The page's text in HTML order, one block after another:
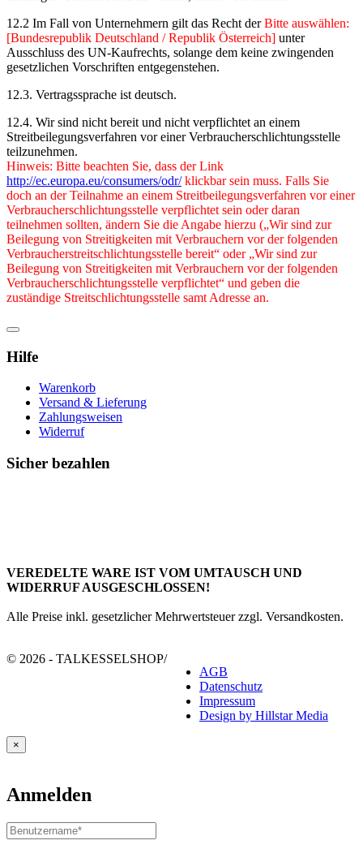
12.2 Im Fall von Unternehmern gilt das Recht derBitte auswählen:
[Bundesrepublik Deutschland / Republik Österreich] unter
Ausschluss des UN-Kaufrechts, solange dem keine zwingenden
gesetzlichen Vorschriften entgegenstehen.
12.3. Vertragssprache ist deutsch.
12.4. Wir sind nicht bereit und nicht verpflichtet an einem
Streitbeilegungsverfahren vor einer Verbraucherschlichtungsstelle
teilzunehmen.
Hinweis: Bitte beachten Sie, dass der Link
http://ec.europa.eu/consumers/odr/klickbar sein muss. Falls Sie
doch an der Teilnahme an einem Streitbeilegungsverfahren vor einer
Verbraucherschlichtungsstelle verpflichtet sein oder daran
teilnehmen sollten, ändern Sie die Angabe hierzu („Wir sind zur
Beilegung von Streitigkeiten mit Verbrauchern vor der folgenden
Verbraucherstreitschlichtungsstelle bereit“ oder „Wir sind zur
Beilegung von Streitigkeiten mit Verbrauchern vor der folgenden
Verbraucherschlichtungsstelle verpflichtet“ und geben die
zuständige Streitschlichtungsstelle samt Adresse an.
Hilfe
Warenkorb
Versand & Lieferung
Zahlungsweisen
Widerruf
Sicher bezahlen
VEREDELTE WARE IST VOM UMTAUSCH UND
WIDERRUF AUSGESCHLOSSEN!
Alle Preise inkl. gesetzlicher Mehrwertsteuer zzgl. Versandkosten.
© 2026 - TALKESSELSHOP/
AGB
Datenschutz
Impressum
Design by Hillstar Media
×
Anmelden
Benutzername
oder